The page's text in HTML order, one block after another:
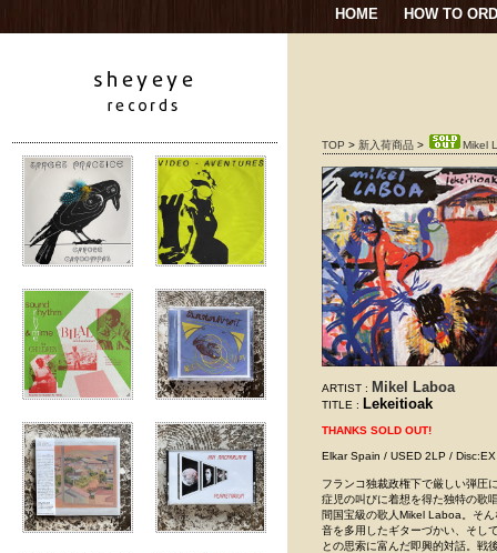
HOME HOW TO
TOP > 新入荷商品 > Mikel
ARTIST : Mikel Laboa
TITLE : Lekeitioak
THANKS SOLD OUT!
Elkar Spain / USED 2LP /
フランコ独裁政権下で厳しい弾圧
症児の叫びに着想を得た独特の歌
間国宝級の歌人Mikel Laboa。そ
音を多用したギターづかい、そし
との思索に富んだ即興的対話。戦